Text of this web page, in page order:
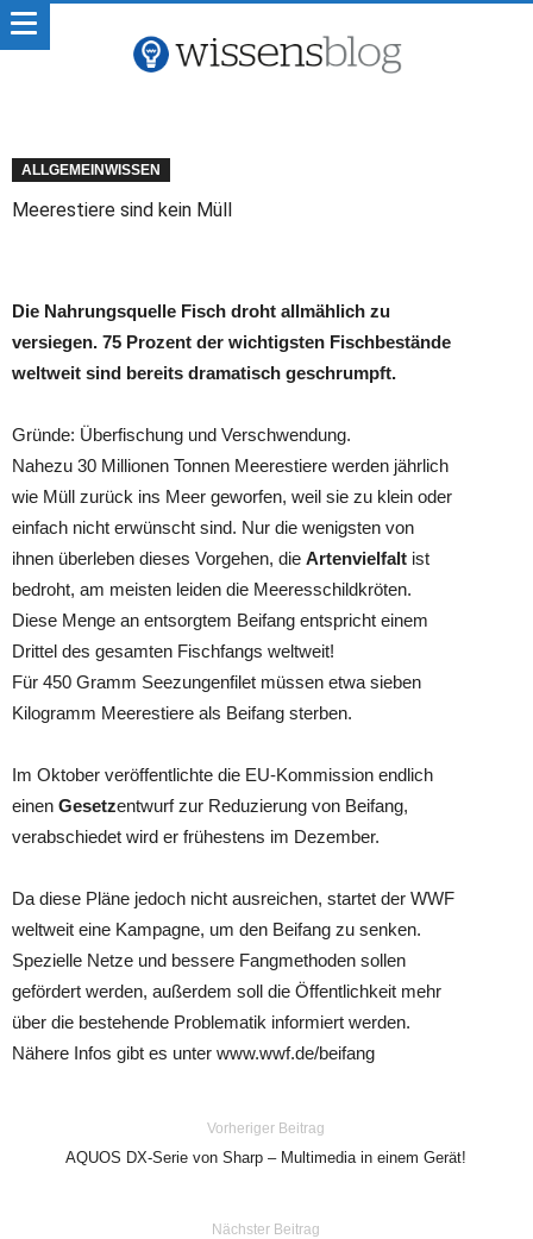
ALLGEMEINWISSEN
Meerestiere sind kein Müll
Die Nahrungsquelle Fisch droht allmählich zu
versiegen. 75 Prozent der wichtigsten Fischbestände
weltweit sind bereits dramatisch geschrumpft.
Gründe: Überfischung und Verschwendung.
Nahezu 30 Millionen Tonnen Meerestiere werden jährlich
wie Müll zurück ins Meer geworfen, weil sie zu klein oder
einfach nicht erwünscht sind. Nur die wenigsten von
ihnen überleben dieses Vorgehen, die Artenvielfalt ist
bedroht, am meisten leiden die Meeresschildkröten.
Diese Menge an entsorgtem Beifang entspricht einem
Drittel des gesamten Fischfangs weltweit!
Für 450 Gramm Seezungenfilet müssen etwa sieben
Kilogramm Meerestiere als Beifang sterben.
Im Oktober veröffentlichte die EU-Kommission endlich
einen Gesetzentwurf zur Reduzierung von Beifang,
verabschiedet wird er frühestens im Dezember.
Da diese Pläne jedoch nicht ausreichen, startet der WWF
weltweit eine Kampagne, um den Beifang zu senken.
Spezielle Netze und bessere Fangmethoden sollen
gefördert werden, außerdem soll die Öffentlichkeit mehr
über die bestehende Problematik informiert werden.
Nähere Infos gibt es unter www.wwf.de/beifang
Vorheriger Beitrag
AQUOS DX-Serie von Sharp – Multimedia in einem Gerät!
Nächster Beitrag